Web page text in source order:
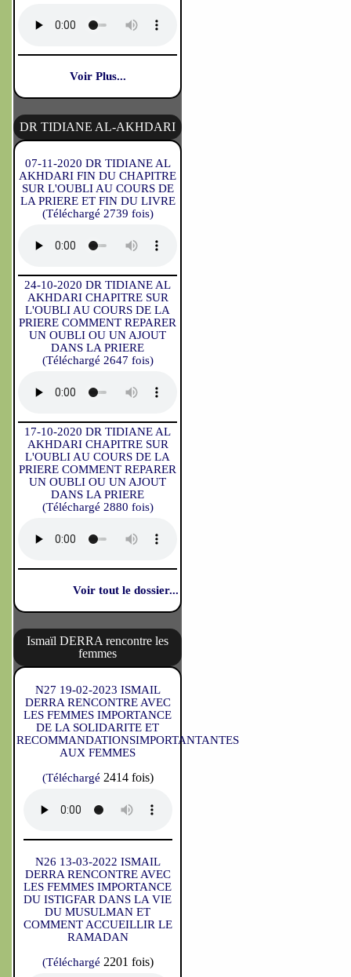
Voir Plus...
DR TIDIANE AL-AKHDARI
07-11-2020 DR TIDIANE AL
AKHDARI FIN DU CHAPITRE
SUR L'OUBLI AU COURS DE
LA PRIERE ET FIN DU LIVRE
(Téléchargé 2739 fois)
24-10-2020 DR TIDIANE AL
AKHDARI CHAPITRE SUR
L'OUBLI AU COURS DE LA
PRIERE COMMENT REPARER
UN OUBLI OU UN AJOUT
DANS LA PRIERE
(Téléchargé 2647 fois)
17-10-2020 DR TIDIANE AL
AKHDARI CHAPITRE SUR
L'OUBLI AU COURS DE LA
PRIERE COMMENT REPARER
UN OUBLI OU UN AJOUT
DANS LA PRIERE
(Téléchargé 2880 fois)
Voir tout le dossier...
Ismaïl DERRA rencontre les
femmes
N27 19-02-2023 ISMAIL
DERRA RENCONTRE AVEC
LES FEMMES IMPORTANCE
DE LA SOLIDARITE ET
RECOMMANDATIONSIMPORTANTANTES
AUX FEMMES
(Téléchargé 2414 fois)
N26 13-03-2022 ISMAIL
DERRA RENCONTRE AVEC
LES FEMMES IMPORTANCE
DU ISTIGFAR DANS LA VIE
DU MUSULMAN ET
COMMENT ACCUEILLIR LE
RAMADAN
(Téléchargé 2201 fois)